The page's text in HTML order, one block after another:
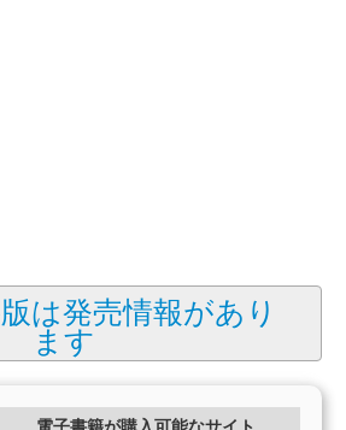
は発売情報があり
ます
電子書籍が購入可能なサイト